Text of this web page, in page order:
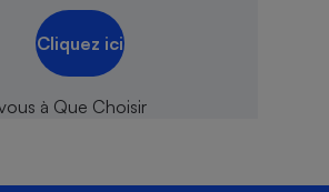
Cliquez ici